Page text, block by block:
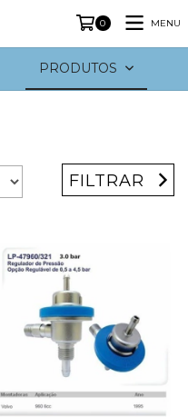
0 MENU
PRODUTOS
FILTRAR